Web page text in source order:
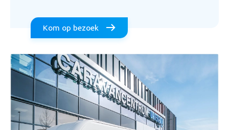
Kom op bezoek